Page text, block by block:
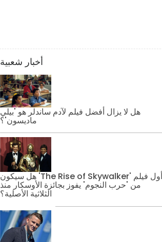
أخبار شعبية
هل لا يزال أفضل فيلم لآدم ساندلر هو 'بيلي
ماديسون'؟
هل سيكون 'The Rise of Skywalker' أول فيلم
من 'حرب النجوم' يفوز بجائزة الأوسكار منذ
الثلاثية الأصلية؟